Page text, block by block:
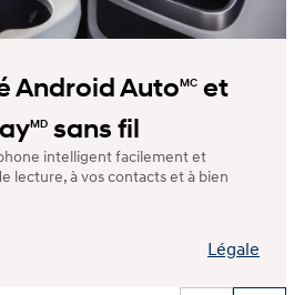
Android AutoMC et
MD sans fil
intelligent facilement et
lecture, à vos contacts et à bien
Légale